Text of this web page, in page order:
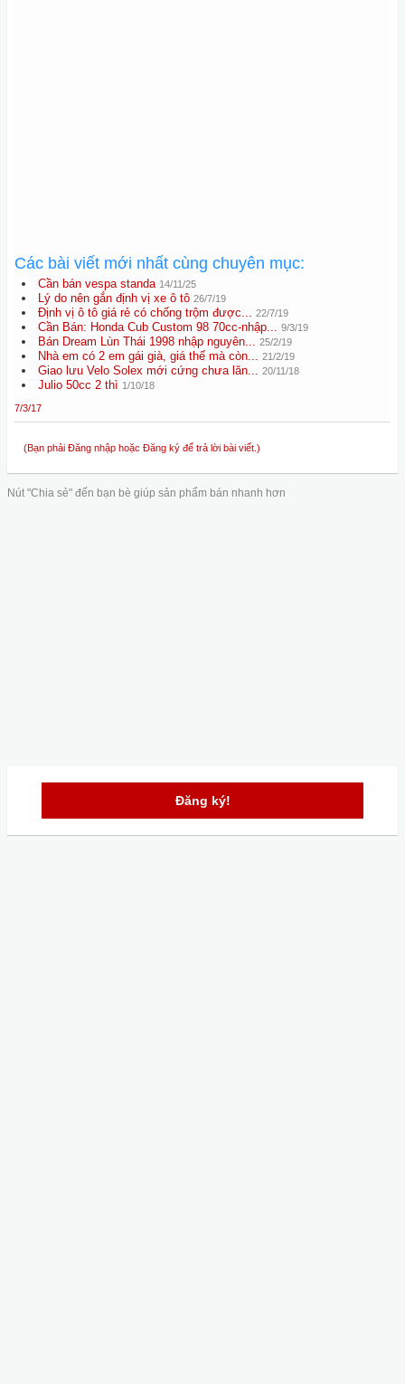
Các bài viết mới nhất cùng chuyên mục:
Cần bán vespa standa 14/11/25
Lý do nên gắn định vị xe ô tô 26/7/19
Định vị ô tô giá rẻ có chống trộm được... 22/7/19
Cần Bán: Honda Cub Custom 98 70cc-nhập... 9/3/19
Bán Dream Lùn Thái 1998 nhập nguyên... 25/2/19
Nhà em có 2 em gái già, giá thế mà còn... 21/2/19
Giao lưu Velo Solex mới cứng chưa lăn... 20/11/18
Julio 50cc 2 thì 1/10/18
7/3/17
(Bạn phải Đăng nhập hoặc Đăng ký để trả lời bài viết.)
Nút "Chia sẻ" đến bạn bè giúp sản phẩm bán nhanh hơn
Đăng ký!